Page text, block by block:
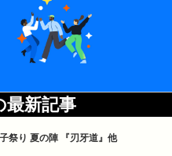
最新記事
祭り 夏の陣 『刃牙道』他